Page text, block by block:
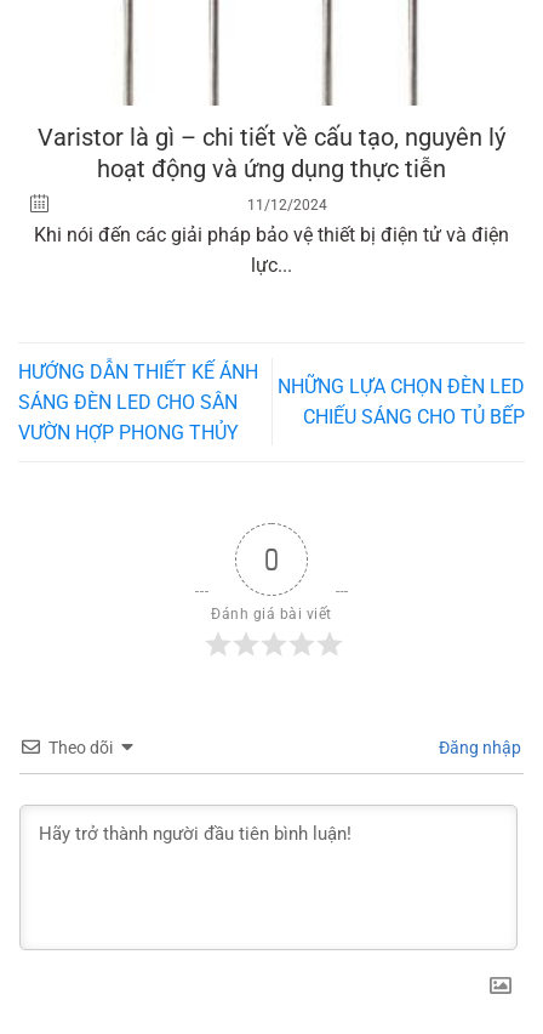
Varistor là gì – chi tiết về cấu tạo, nguyên lý
hoạt động và ứng dụng thực tiễn
11/12/2024
Khi nói đến các giải pháp bảo vệ thiết bị điện tử và điện
lực...
HƯỚNG DẪN THIẾT KẾ ÁNH
SÁNG ĐÈN LED CHO SÂN
VƯỜN HỢP PHONG THỦY
NHỮNG LỰA CHỌN ĐÈN LED
CHIẾU SÁNG CHO TỦ BẾP
0
Đánh giá bài viết
Theo dõi Đăng nhập